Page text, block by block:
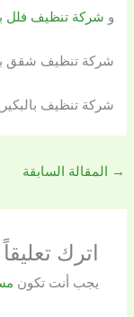
و شركة تنظيف فلل
شركة تنظيف شقق
شركة تنظيف
→ المقالة السابقة
اترك تعليقاً
يجب أنت تكون